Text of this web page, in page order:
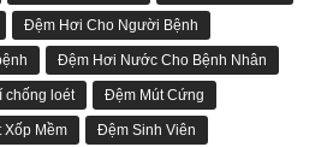
Đệm Hơi Cho Người Bệnh
Đệm Hơi Nước Cho Bệnh Nhân
chống loét Đệm Mút Cứng
Xốp Mềm Đệm Sinh Viên